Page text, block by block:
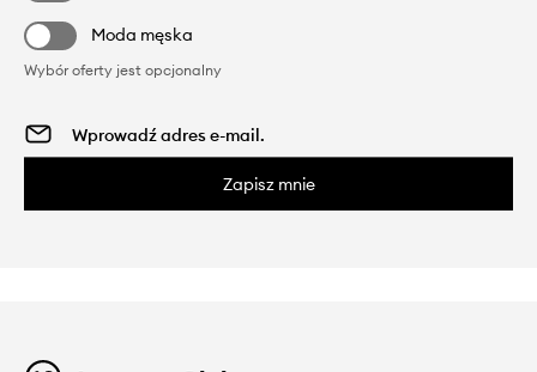
Moda męska
Wybór oferty jest opcjonalny
Zapisz mnie